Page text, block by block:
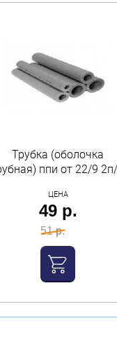
Трубка (оболочка
ппи от 22/9
Юрюзань
ЦЕНА
49 р.
51 р.